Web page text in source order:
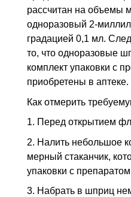
рассчитан на объемы
одноразовый 2-
градацией 0,1 мл.
то, что одноразовые
комплект упаковки с
приобретены в аптеке.
Как отмерить
1. Перед открытием
2. Налить небольшое
мерный стаканчик,
упаковки с
3. Набрать в шприц